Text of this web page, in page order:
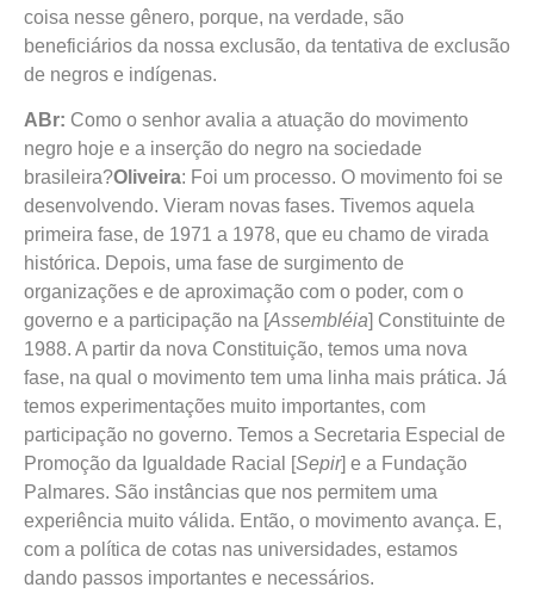
coisa nesse gênero, porque, na verdade, são
beneficiários da nossa exclusão, da tentativa de exclusão
de negros e indígenas.
ABr: Como o senhor avalia a atuação do movimento
negro hoje e a inserção do negro na sociedade
brasileira?Oliveira: Foi um processo. O movimento foi se
desenvolvendo. Vieram novas fases. Tivemos aquela
primeira fase, de 1971 a 1978, que eu chamo de virada
histórica. Depois, uma fase de surgimento de
organizações e de aproximação com o poder, com o
governo e a participação na [Assembléia] Constituinte de
1988. A partir da nova Constituição, temos uma nova
fase, na qual o movimento tem uma linha mais prática. Já
temos experimentações muito importantes, com
participação no governo. Temos a Secretaria Especial de
Promoção da Igualdade Racial [Sepir] e a Fundação
Palmares. São instâncias que nos permitem uma
experiência muito válida. Então, o movimento avança. E,
com a política de cotas nas universidades, estamos
dando passos importantes e necessários.